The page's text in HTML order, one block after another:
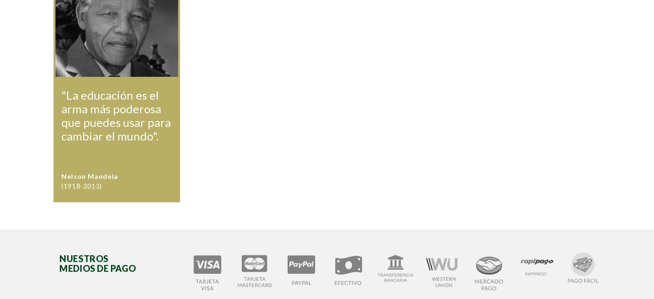
"La educación es el
arma más poderosa
que puedes usar para
cambiar el mundo".
Nelson Mandela
(1918-2013)
NUESTROS
MEDIOS DE PAGO